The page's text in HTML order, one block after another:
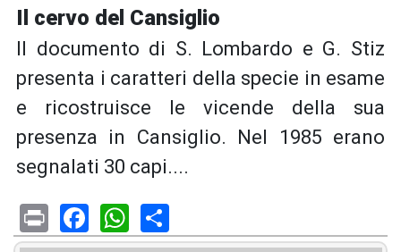
Il cervo del Cansiglio
Il documento di S. Lombardo e G. Stiz
presenta i caratteri della specie in esame
e ricostruisce le vicende della sua
presenza in Cansiglio. Nel 1985 erano
segnalati 30 capi....
PrintFacebook
WhatsApp